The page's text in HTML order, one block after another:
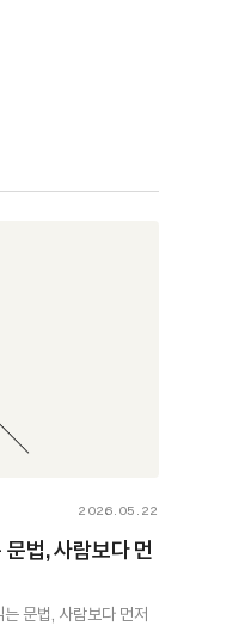
2026.05.22
법, 사람보다 먼
문법, 사람보다 먼저